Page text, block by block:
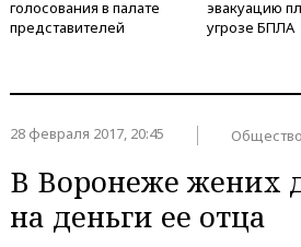
голосования в палате
представителей
эвакуацию
угрозе БПЛА
28 февраля 2017, 20:45 Общество
В Воронеже жених
на деньги ее отца